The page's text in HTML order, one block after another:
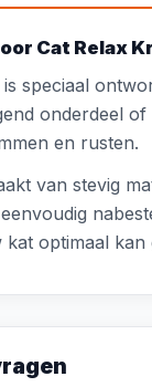
Cat Relax
is speciaal
onderdeel
en rusten.
van stevig
eenvoudig
optimaal